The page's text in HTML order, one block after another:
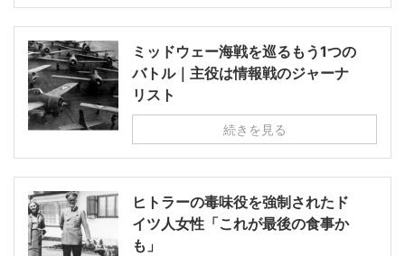
ミッドウェー海戦を巡るもう1つの
バトル｜主役は情報戦のジャーナ
リスト
続きを見る
ヒトラーの毒味役を強制されたド
イツ人女性「これが最後の食事か
も」